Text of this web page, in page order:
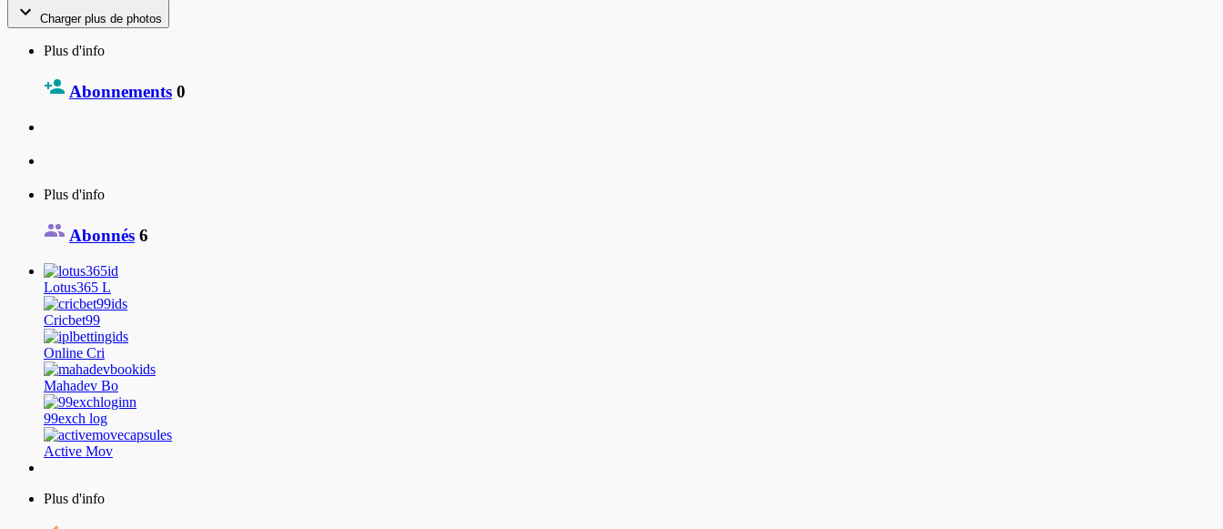
Charger plus de photos
Plus d'info
Abonnements 0
Plus d'info
Abonnés 6
Lotus365 L
Cricbet99
Online Cri
Mahadev Bo
99exch log
Active Mov
Plus d'info